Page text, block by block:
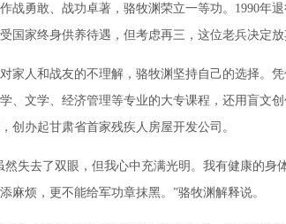
勇敢、战功卓著，骆牧渊荣立一等功。1990年退
国家终身供养待遇，但考虑再三，这位老兵决定放
人和战友的不理解，骆牧渊坚持自己的选择。凭
、文学、经济管理等专业的大专课程，还用盲文
创办起甘肃省首家残疾人房屋开发公司。
去了双眼，但我心中充满光明。我有健康的身
麻烦，更不能给军功章抹黑。”骆牧渊解释说。